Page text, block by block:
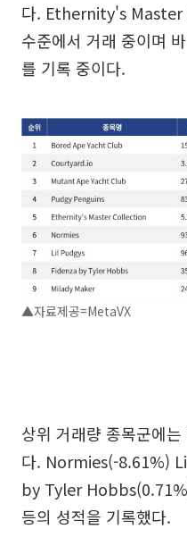
다. Ethernity's Master
수준에서 거래 중이며
를 기록 중이다.
▲자료제공=MetaVX
상위 거래량 종목군에
다. Normies(-8.61%)
by Tyler
등의 성적을 기록했다.